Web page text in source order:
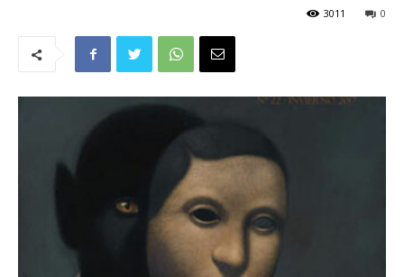
0
3011